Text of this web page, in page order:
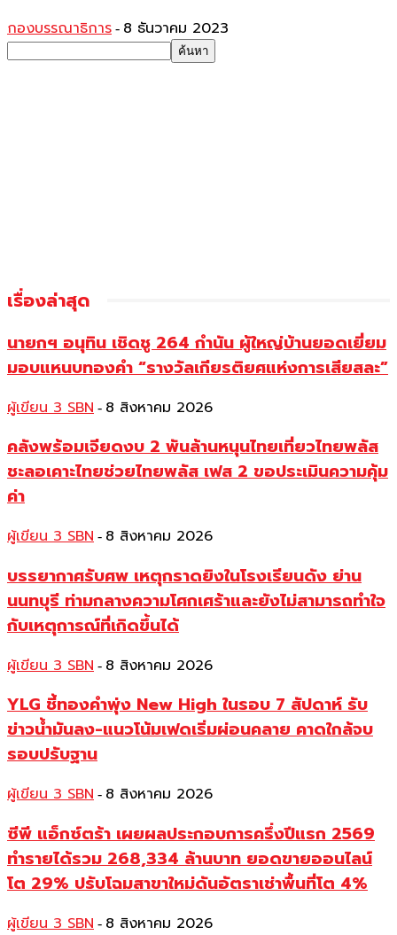
กองบรรณาธิการ - 8 ธันวาคม 2023
เรื่องล่าสุด
นายกฯ อนุทิน เชิดชู 264 กำนัน ผู้ใหญ่บ้านยอดเยี่ยม
มอบแหนบทองคำ “รางวัลเกียรติยศแห่งการเสียสละ”
ผู้เขียน 3 SBN - 8 สิงหาคม 2026
คลังพร้อมเจียดงบ 2 พันล้านหนุนไทยเที่ยวไทยพลัส
ชะลอเคาะไทยช่วยไทยพลัส เฟส 2 ขอประเมินความคุ้ม
ค่า
ผู้เขียน 3 SBN - 8 สิงหาคม 2026
บรรยากาศรับศพ เหตุกราดยิงในโรงเรียนดัง ย่าน
นนทบุรี ท่ามกลางความโศกเศร้าและยังไม่สามารถทำใจ
กับเหตุการณ์ที่เกิดขึ้นได้
ผู้เขียน 3 SBN - 8 สิงหาคม 2026
YLG ชี้ทองคำพุ่ง New High ในรอบ 7 สัปดาห์ รับ
ข่าวน้ำมันลง-แนวโน้มเฟดเริ่มผ่อนคลาย คาดใกล้จบ
รอบปรับฐาน
ผู้เขียน 3 SBN - 8 สิงหาคม 2026
ซีพี แอ็กซ์ตร้า เผยผลประกอบการครึ่งปีแรก 2569
ทำรายได้รวม 268,334 ล้านบาท ยอดขายออนไลน์
โต 29% ปรับโฉมสาขาใหม่ดันอัตราเช่าพื้นที่โต 4%
ผู้เขียน 3 SBN - 8 สิงหาคม 2026